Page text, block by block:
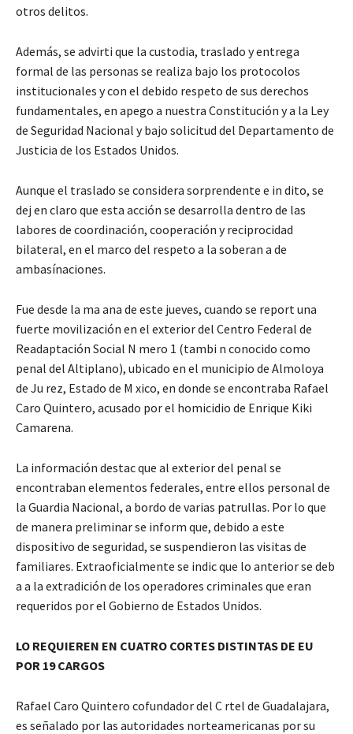
otros delitos.
Además, se advirti que la custodia, traslado y entrega
formal de las personas se realiza bajo los protocolos
institucionales y con el debido respeto de sus derechos
fundamentales, en apego a nuestra Constitución y a la Ley
de Seguridad Nacional y bajo solicitud del Departamento de
Justicia de los Estados Unidos.
Aunque el traslado se considera sorprendente e in dito, se
dej en claro que esta acción se desarrolla dentro de las
labores de coordinación, cooperación y reciprocidad
bilateral, en el marco del respeto a la soberan a de
ambasínaciones.
Fue desde la ma ana de este jueves, cuando se report una
fuerte movilización en el exterior del Centro Federal de
Readaptación Social N mero 1 (tambi n conocido como
penal del Altiplano), ubicado en el municipio de Almoloya
de Ju rez, Estado de M xico, en donde se encontraba Rafael
Caro Quintero, acusado por el homicidio de Enrique Kiki
Camarena.
La información destac que al exterior del penal se
encontraban elementos federales, entre ellos personal de
la Guardia Nacional, a bordo de varias patrullas. Por lo que
de manera preliminar se inform que, debido a este
dispositivo de seguridad, se suspendieron las visitas de
familiares. Extraoficialmente se indic que lo anterior se deb
a a la extradición de los operadores criminales que eran
requeridos por el Gobierno de Estados Unidos.
LO REQUIEREN EN CUATRO CORTES DISTINTAS DE EU
POR 19 CARGOS
Rafael Caro Quintero cofundador del C rtel de Guadalajara,
es señalado por las autoridades norteamericanas por su